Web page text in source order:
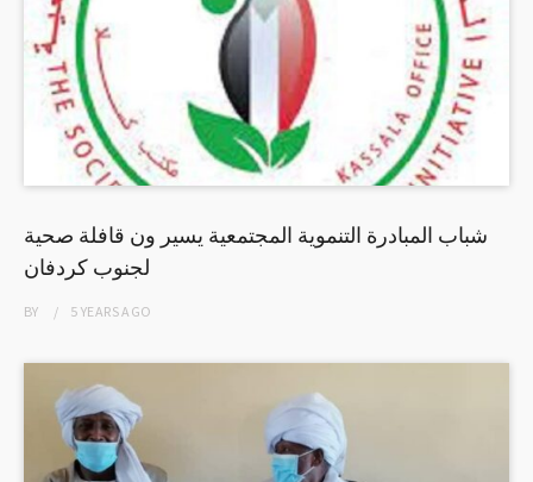
شباب المبادرة التنموية المجتمعية يسير ون قافلة صحية
لجنوب كردفان
BY 5 YEARSAGO